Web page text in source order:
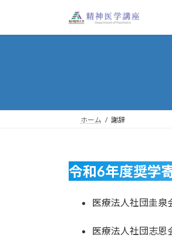
テ
ゲ
ホーム 謝辞
令和6年度奨学
医療法人社団圭
医療法人社団志